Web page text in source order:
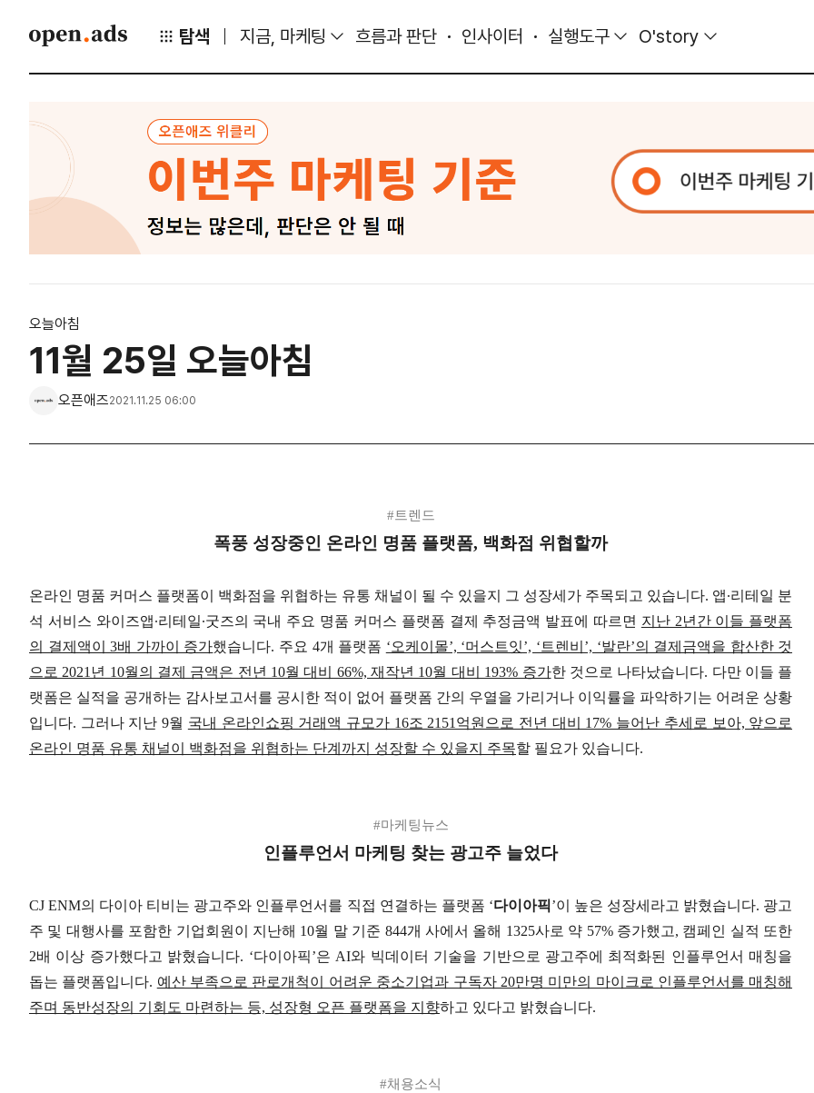
탐색 지금, 마케팅 흐름과 판단 인사이터 실행도구 O'story
오늘아침
11월 25일 오늘아침
오픈애즈2021.11.25 06:00
#트렌드
폭풍 성장중인 온라인 명품 플랫폼, 백화점 위협할까
온라인 명품 커머스 플랫폼이 백화점을 위협하는 유통 채널이 될 수 있을지 그 성장세가 주목되고 있습니다. 앱∙리테일 분
석 서비스 와이즈앱∙리테일∙굿즈의 국내 주요 명품 커머스 플랫폼 결제 추정금액 발표에 따르면 지난 2년간 이들 플랫폼
의 결제액이 3배 가까이 증가했습니다. 주요 4개 플랫폼 ‘오케이몰’, ‘머스트잇’, ‘트렌비’, ‘발란’의 결제금액을 합산한 것
으로 2021년 10월의 결제 금액은 전년 10월 대비 66%, 재작년 10월 대비 193% 증가한 것으로 나타났습니다. 다만 이들 플
랫폼은 실적을 공개하는 감사보고서를 공시한 적이 없어 플랫폼 간의 우열을 가리거나 이익률을 파악하기는 어려운 상황
입니다. 그러나 지난 9월 국내 온라인쇼핑 거래액 규모가 16조 2151억원으로 전년 대비 17% 늘어난 추세로 보아, 앞으로
온라인 명품 유통 채널이 백화점을 위협하는 단계까지 성장할 수 있을지 주목할 필요가 있습니다.
#마케팅뉴스
인플루언서 마케팅 찾는 광고주 늘었다
CJ ENM의 다이아 티비는 광고주와 인플루언서를 직접 연결하는 플랫폼 ‘다이아픽’이 높은 성장세라고 밝혔습니다. 광고
주 및 대행사를 포함한 기업회원이 지난해 10월 말 기준 844개 사에서 올해 1325사로 약 57% 증가했고, 캠페인 실적 또한
2배 이상 증가했다고 밝혔습니다. ‘다이아픽’은 AI와 빅데이터 기술을 기반으로 광고주에 최적화된 인플루언서 매칭을
돕는 플랫폼입니다. 예산 부족으로 판로개척이 어려운 중소기업과 구독자 20만명 미만의 마이크로 인플루언서를 매칭해
주며 동반성장의 기회도 마련하는 등, 성장형 오픈 플랫폼을 지향하고 있다고 밝혔습니다.
#채용소식